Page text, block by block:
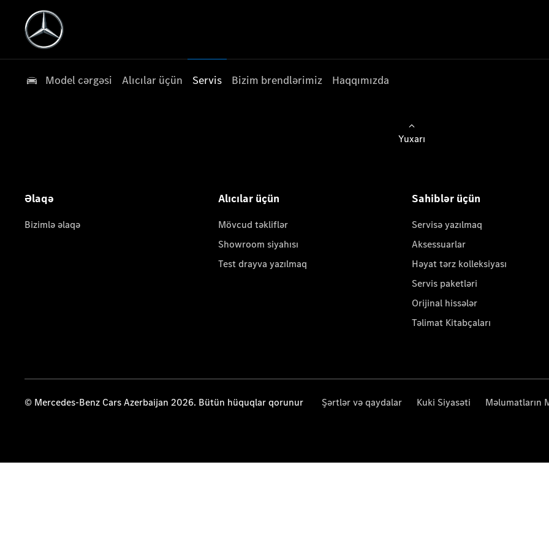
Model cərgəsi Alıcılar üçün Servis Bizim brendlərimiz Haqqımızda
Yuxarı
Əlaqə
Bizimlə əlaqə
Alıcılar üçün
Mövcud təkliflər
Showroom siyahısı
Test drayva yazılmaq
Sahiblər üçün
Servisə yazılmaq
Aksessuarlar
Həyat tərz kolleksiyası
Servis paketləri
Orijinal hissələr
Təlimat Kitabçaları
© Mercedes-Benz Cars Azerbaijan 2026. Bütün hüquqlar qorunur Şərtlər və qaydalar Kuki Siyasəti Məlumatların